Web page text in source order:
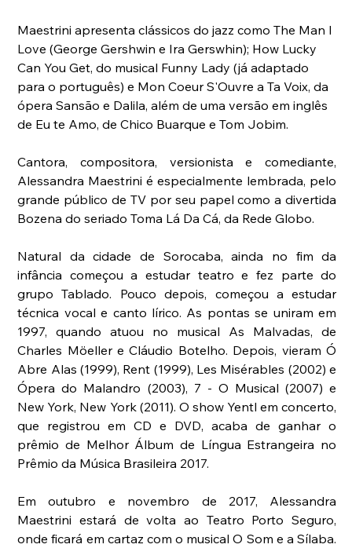
Maestrini apresenta clássicos do jazz como The Man I
Love (George Gershwin e Ira Gerswhin); How Lucky
Can You Get, do musical Funny Lady (já adaptado
para o português) e Mon Coeur S'Ouvre a Ta Voix, da
ópera Sansão e Dalila, além de uma versão em inglês
de Eu te Amo, de Chico Buarque e Tom Jobim.
Cantora, compositora, versionista e comediante,
Alessandra Maestrini é especialmente lembrada, pelo
grande público de TV por seu papel como a divertida
Bozena do seriado Toma Lá Da Cá, da Rede Globo.
Natural da cidade de Sorocaba, ainda no fim da
infância começou a estudar teatro e fez parte do
grupo Tablado. Pouco depois, começou a estudar
técnica vocal e canto lírico. As pontas se uniram em
1997, quando atuou no musical As Malvadas, de
Charles Möeller e Cláudio Botelho. Depois, vieram Ó
Abre Alas (1999), Rent (1999), Les Misérables (2002) e
Ópera do Malandro (2003), 7 - O Musical (2007) e
New York, New York (2011). O show Yentl em concerto,
que registrou em CD e DVD, acaba de ganhar o
prêmio de Melhor Álbum de Língua Estrangeira no
Prêmio da Música Brasileira 2017.
Em outubro e novembro de 2017, Alessandra
Maestrini estará de volta ao Teatro Porto Seguro,
onde ficará em cartaz com o musical O Som e a Sílaba.